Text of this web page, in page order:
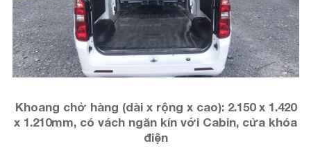
Khoang chở hàng (dài x rộng x cao): 2.150 x 1.420
x 1.210mm, có vách ngăn kín với Cabin, cửa khóa
điện